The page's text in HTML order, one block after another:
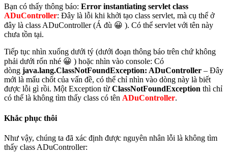
Bạn có thấy thông báo: Error instantiating servlet class
ADuController: Đây là lỗi khi khởi tạo class servlet, mà cụ thể ở
đây là class ADuController (Á đù 😀 ). Có thể servlet với tên này
chưa tồn tại.
Tiếp tục nhìn xuống dưới tý (dưới đoạn thông báo trên chứ không
phải dưới rốn nhé 😀 ) hoặc nhìn vào console: Có
dòng java.lang.ClassNotFoundException: ADuController – Đây
mới là mấu chốt của vấn đề, có thể chỉ nhìn vào dòng này là biết
được lỗi gì rồi. Một Exception từ ClassNotFoundException thì chỉ
có thể là không tìm thấy class có tên ADuController.
Khắc phục thôi
Như vậy, chúng ta đã xác định được nguyên nhân lỗi là không tìm
thấy class ADuController: